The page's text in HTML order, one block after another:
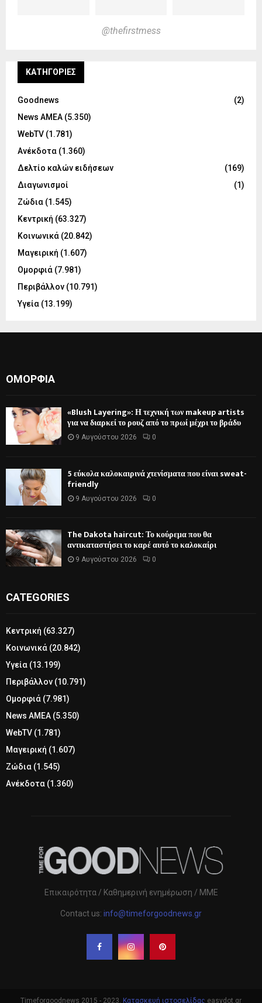
@thefirstmess
KΑΤΗΓΟΡΊΕΣ
Goodnews
(2)
News ΑΜΕΑ (5.350)
WebTV (1.781)
Ανέκδοτα (1.360)
Δελτίο καλών ειδήσεων
(169)
Διαγωνισμοί
(1)
Ζώδια (1.545)
Κεντρική (63.327)
Κοινωνικά (20.842)
Μαγειρική (1.607)
Ομορφιά (7.981)
Περιβάλλον (10.791)
Υγεία (13.199)
ΟΜΟΡΦΙΆ
«Blush Layering»: Η τεχνική των makeup artists
για να διαρκεί το ρουζ από το πρωί μέχρι το βράδυ
9 Αυγούστου 2026 0
5 εύκολα καλοκαιρινά χτενίσματα που είναι sweat-
friendly
9 Αυγούστου 2026 0
The Dakota haircut: Το κούρεμα που θα
αντικαταστήσει το καρέ αυτό το καλοκαίρι
9 Αυγούστου 2026 0
CATEGORIES
Κεντρική (63.327)
Κοινωνικά (20.842)
Υγεία (13.199)
Περιβάλλον (10.791)
Ομορφιά (7.981)
News ΑΜΕΑ (5.350)
WebTV (1.781)
Μαγειρική (1.607)
Ζώδια (1.545)
Ανέκδοτα (1.360)
Επικαιρότητα / Καθημερινή ενημέρωση / ΜΜΕ
Contact us: info@timeforgoodnews.gr
Timeforgoodnews 2015 - 2023. Κατασκευή ιστοσελίδας easydot.gr